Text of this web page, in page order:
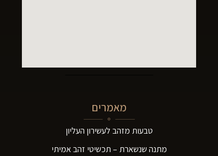
מאמרים
טבעות מזהב לעשירון העליון
מתנה שנשארת – תכשיטי זהב אמיתי